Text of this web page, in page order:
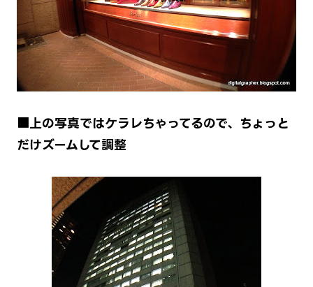
■上の写真ではケラレちゃってるので、ちょっと
だけズームして調整